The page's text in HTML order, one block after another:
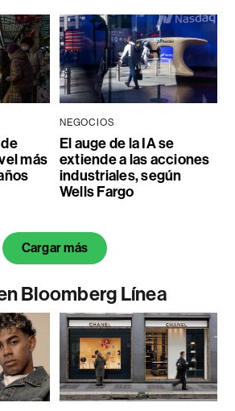
más
NEGOCIOS
El auge de la IA se
extiende a las acciones
industriales, según
Wells Fargo
Cargar más
Bloomberg Línea